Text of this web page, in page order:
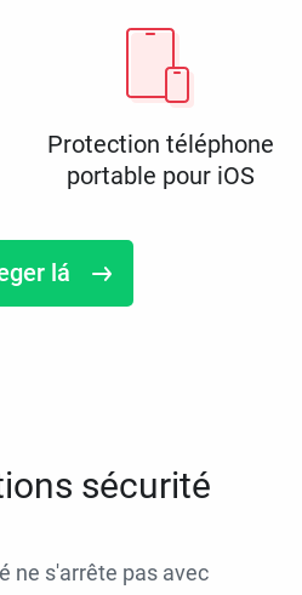
Protection téléphone
portable pour iOS
lá
sécurité
ne s'arrête pas avec